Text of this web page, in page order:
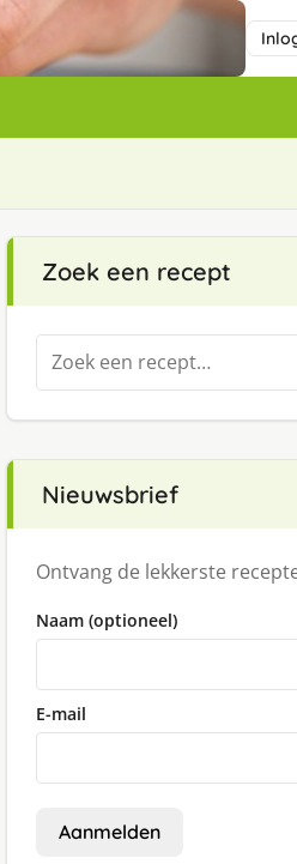
Zoek een recept
Zoeken
naar:
Nieuwsbrief
Ontvang de lekkerste
Naam (optioneel)
E-mail
Aanmelden